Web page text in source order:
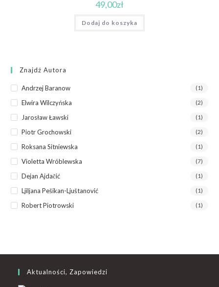
49,00zł
Dodaj do koszyka
Znajdź Autora
Andrzej Baranow (1)
Elwira Wilczyńska (2)
Jarosław Ławski (1)
Piotr Grochowski (2)
Roksana Sitniewska (1)
Violetta Wróblewska (7)
Dejan Ajdačić (1)
Ljiljana Pešikan-Ljuštanović (1)
Robert Piotrowski (1)
Aktualności, Zapowiedzi